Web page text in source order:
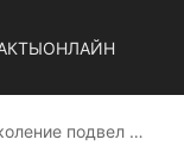
ОНЛАЙН
подвел …